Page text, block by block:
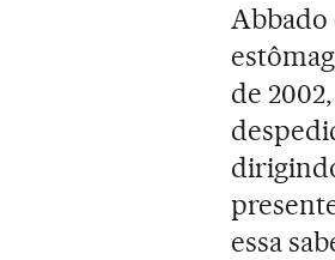
Abbado
de
essa